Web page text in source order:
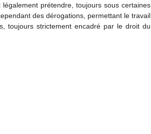
prétendre, toujours sous certaines
des dérogations, permettant le travail
toujours strictement encadré par le droit du